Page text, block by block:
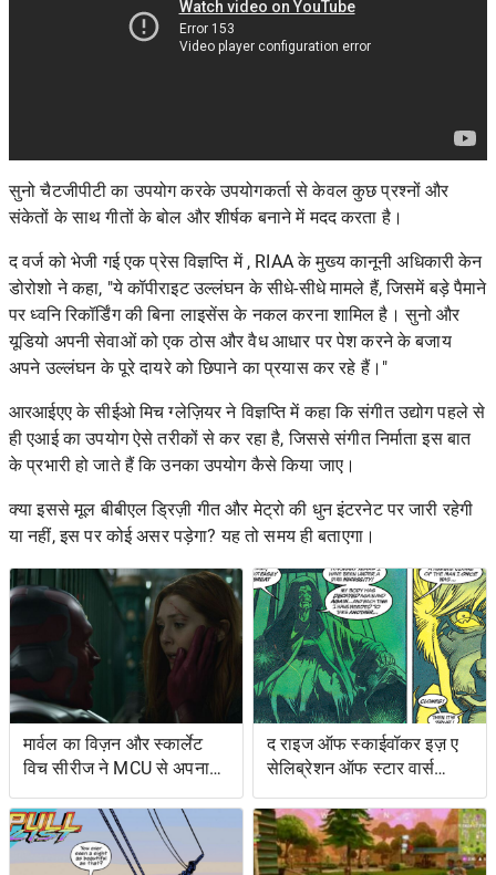
सुनो चैटजीपीटी का उपयोग करके उपयोगकर्ता से केवल कुछ प्रश्नों और
संकेतों के साथ गीतों के बोल और शीर्षक बनाने में मदद करता है।
द वर्जको भेजी गई एक प्रेस विज्ञप्ति में , RIAA के मुख्य कानूनी अधिकारी केन
डोरोशो ने कहा, "ये कॉपीराइट उल्लंघन के सीधे-सीधे मामले हैं, जिसमें बड़े पैमाने
पर ध्वनि रिकॉर्डिंग की बिना लाइसेंस के नकल करना शामिल है। सुनो और
यूडियो अपनी सेवाओं को एक ठोस और वैध आधार पर पेश करने के बजाय
अपने उल्लंघन के पूरे दायरे को छिपाने का प्रयास कर रहे हैं।"
आरआईएए के सीईओ मिच ग्लेज़ियर ने विज्ञप्ति में कहा कि संगीत उद्योग पहले से
ही एआई का उपयोग ऐसे तरीकों से कर रहा है, जिससे संगीत निर्माता इस बात
के प्रभारी हो जाते हैं कि उनका उपयोग कैसे किया जाए।
क्या इससे मूल बीबीएल ड्रिज़ी गीत और मेट्रो की धुन इंटरनेट पर जारी रहेगी
या नहीं, इस पर कोई असर पड़ेगा? यह तो समय ही बताएगा।
मार्वल का विज़न और स्कार्लेट
विच सीरीज ने MCU से अपना
शोअरनर चुना
द राइज ऑफ स्काईवॉकर इज़ ए
सेलिब्रेशन ऑफ स्टार वार्स
ओल्ड एक्सटेंडेड यूनिवर्स- एंड
इट्स ग्रेटेस्ट रेस्ट्यूडिएशन